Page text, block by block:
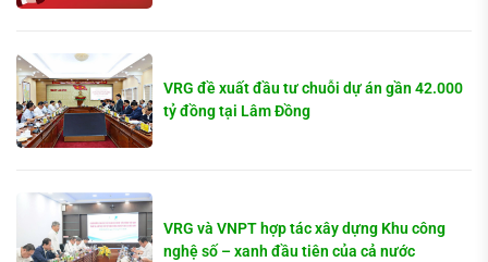
VRG đề xuất đầu tư chuỗi dự án gần 42.000
tỷ đồng tại Lâm Đồng
VRG và VNPT hợp tác xây dựng Khu công
nghệ số – xanh đầu tiên của cả nước